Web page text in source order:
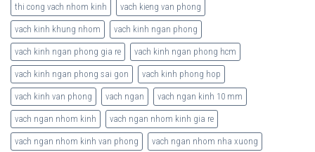
thi cong vach nhom kinh vach kieng van phong
vach kinh khung nhom vach kinh ngan phong
vach kinh ngan phong gia re vach kinh ngan phong hcm
vach kinh ngan phong sai gon vach kinh phong hop
vach kinh van phong vach ngan vach ngan kinh 10 mm
vach ngan nhom kinh vach ngan nhom kinh gia re
vach ngan nhom kinh van phong vach ngan nhom nha xuong